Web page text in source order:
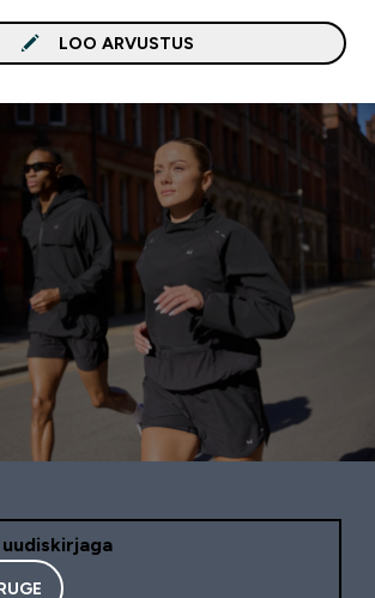
LOO ARVUSTUS